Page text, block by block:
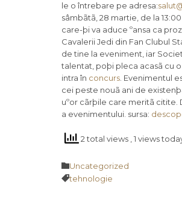
le o întrebare pe adresa:
sâmbãtã, 28 martie, de la
care-þi va aduce ºansa ca
Cavalerii Jedi din Fan Clubul
de tine la eveniment, iar
talentat, poþi pleca acasã cu
intra în concurs . Evenimentul
cei peste nouã ani de
uºor cãrþile care meritã citite.
a evenimentului. sursa:
2 total views , 1 views
Category
Uncategorized
Tags
tehnologie